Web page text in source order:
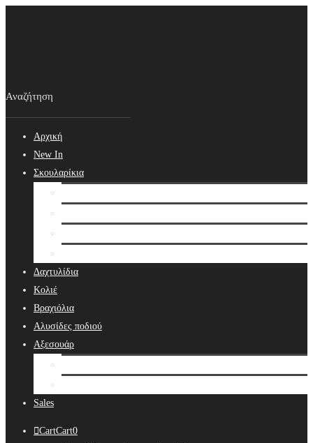
Αρχική
New In
Σκουλαρίκια
Δαχτυλίδια
Κολιέ
Βραχιόλια
Αλυσίδες ποδιού
Αξεσουάρ
Sales
CartCart0